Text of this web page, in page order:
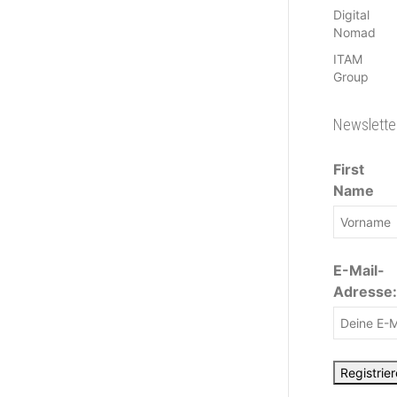
Digital
Nomad
ITAM
Group
First
Name
E-Mail-
Adresse: